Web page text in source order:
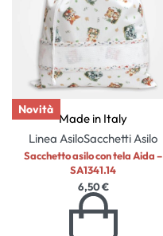
Novità
Made in Italy
Linea AsiloSacchetti Asilo
Sacchetto asilo con tela Aida –
SA1341.14
6,50€